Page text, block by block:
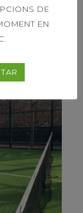
DE
EN